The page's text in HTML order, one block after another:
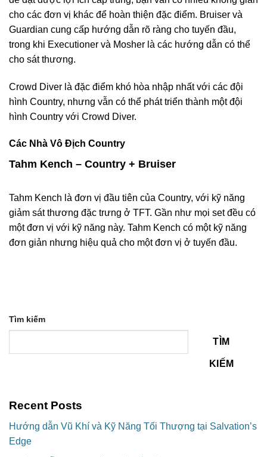
cho các đơn vị khác để hoàn thiện đặc điểm. Bruiser và
Guardian cung cấp hướng dẫn rõ ràng cho tuyến đầu,
trong khi Executioner và Mosher là các hướng dẫn có thể
cho sát thương.
Crowd Diver là đặc điểm khó hòa nhập nhất với các đội
hình Country, nhưng vẫn có thể phát triển thành một đội
hình Country với Crowd Diver.
Các Nhà Vô Địch Country
Tahm Kench – Country + Bruiser
Tahm Kench là đơn vị đầu tiên của Country, với kỹ năng
giảm sát thương đặc trưng ở TFT. Gần như mọi set đều có
một đơn vị với kỹ năng này. Tahm Kench có một kỹ năng
đơn giản nhưng hiệu quả cho một đơn vị ở tuyến đầu.
Tìm kiếm
TÌM
KIẾM
Recent Posts
Hướng dẫn Vũ Khí và Kỹ Năng Tối Thượng tại Salvation’s
Edge